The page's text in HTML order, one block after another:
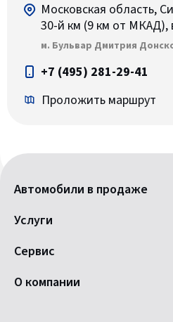
Московская область,
30-й км (9 км от МКАД),
м. Бульвар Дмитрия
+7 (495) 281-29-41
Проложить маршрут
Автомобили в продаже
Услуги
Сервис
О компании